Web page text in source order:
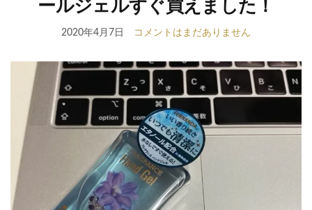
ールジェルすぐ買えました！
2020年4月7日 コメントはまだありません